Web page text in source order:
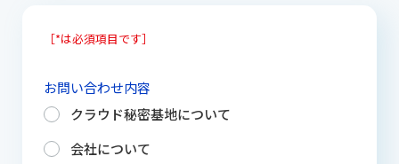
［*は必須項目です］
お問い合わせ内容
クラウド秘密基地について
会社について